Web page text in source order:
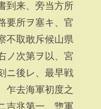
到来、旁当方所
要所ヲ塞キ、官
不取敢斥候山県
ノ次第ヲ以、宮
ニ後レ、最早戦
乍去海軍初度之
吉兆第一、惣軍